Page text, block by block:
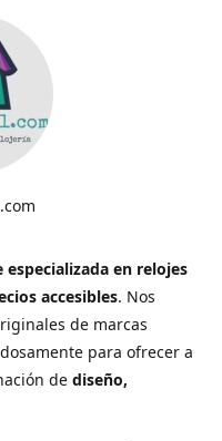
en relojes
accesibles. Nos
de marcas
para ofrecer a
de diseño,